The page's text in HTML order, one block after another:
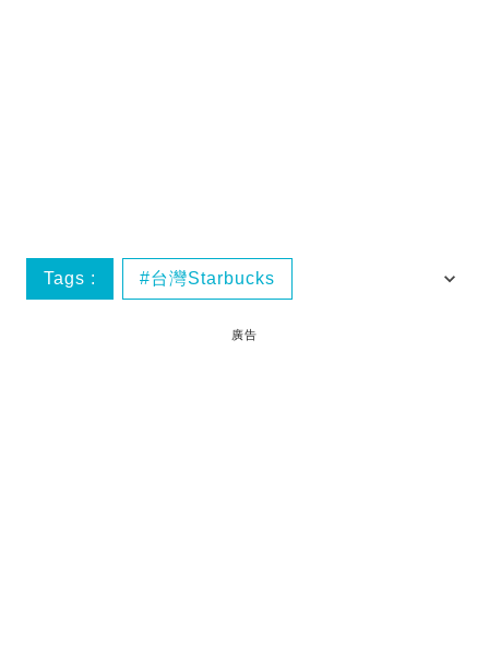
Tags : 台灣Starbucks
台灣Starbucks櫻花杯廣告